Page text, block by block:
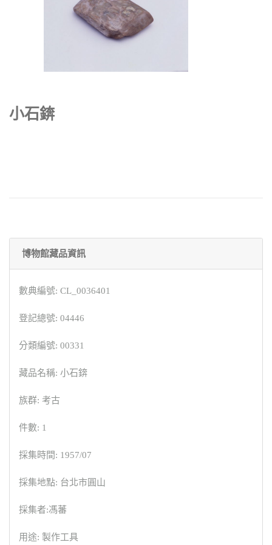
小石錛
博物館藏品資訊
數典編號: CL_0036401
登記總號: 04446
分類編號: 00331
藏品名稱: 小石錛
族群: 考古
件數: 1
採集時間: 1957/07
採集地點: 台北市圓山
採集者:馮蕃
用途: 製作工具